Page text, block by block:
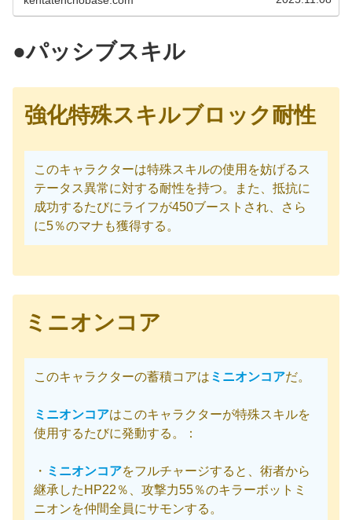
●パッシブスキル
強化特殊スキルブロック耐性
このキャラクターは特殊スキルの使用を妨げるス
テータス異常に対する耐性を持つ。また、抵抗に
成功するたびにライフが450ブーストされ、さら
に5％のマナも獲得する。
ミニオンコア
このキャラクターの蓄積コアは ミニオンコアだ。
ミニオンコアはこのキャラクターが特殊スキルを
使用するたびに発動する。：
・ ミニオンコアをフルチャージすると、術者から
継承したHP22％、攻撃力55％のキラーボットミ
ニオンを仲間全員にサモンする。